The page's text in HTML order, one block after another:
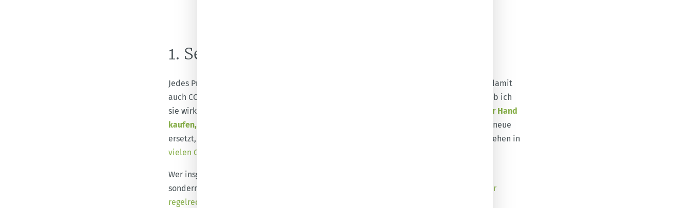
1. Second-Hand und Minimalismus
Jedes Produkt, das nicht produziert und transportiert werden muss, spart Energie und damit
auch CO
. Deshalb denke ich inzwischen bei jeder Neuanschaffung einmal mehr nach, ob ich
sie wirklich brauche. Lautet die Antwort “Ja”, prüfe ich, ob ich das Benötigte
aus zweiter Hand
kaufen, tauschen oder leihen
kann. Kaputt gegangene Dinge werden nicht sofort durch neue
ersetzt, sondern – wenn möglich – repariert. Allen, die damit allein überfordert sind, stehen in
vielen Orten
Wer insgesamt nach dem
sondern auch noch jede Menge Geld. Der
Abschied von überflüssigem Ballast kann sogar
regelrecht glücklich machen